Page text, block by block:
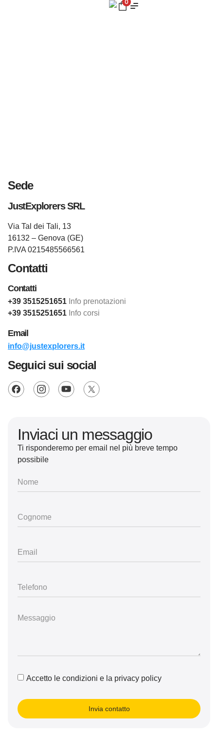
0
Sede
JustExplorers SRL
Via Tal dei Tali, 13
16132 – Genova (GE)
P.IVA 0215485566561
Contatti
Contatti
+39 3515251651 Info prenotazioni
+39 3515251651 Info corsi
Email
info@justexplorers.it
Seguici sui social
Inviaci un messaggio
Ti risponderemo per email nel più breve tempo
possibile
Accetto le condizioni e la privacy policy
Invia contatto